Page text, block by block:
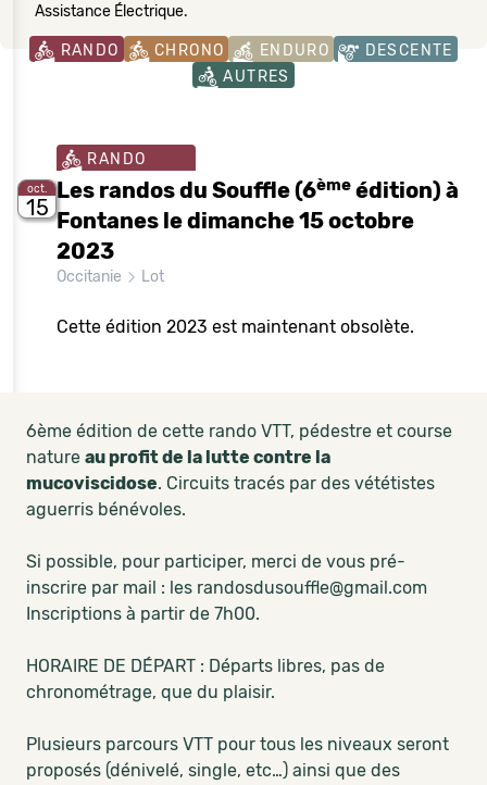
Assistance Électrique.
RANDO CHRONO ENDURO
DESCENTE
AUTRES
oct.
15
RANDO
Les randos du Souffle (6ème édition) à
Fontanes le dimanche 15 octobre
2023
Occitanie Lot
Cette édition 2023 est maintenant obsolète.
6ème édition de cette rando VTT, pédestre et course
nature au profit de la lutte contre la
mucoviscidose. Circuits tracés par des vététistes
aguerris bénévoles.
Si possible, pour participer, merci de vous pré-
inscrire par mail : les randosdusouffle@gmail.com
Inscriptions à partir de 7h00.
HORAIRE DE DÉPART : Départs libres, pas de
chronométrage, que du plaisir.
Plusieurs parcours VTT pour tous les niveaux seront
proposés (dénivelé, single, etc…) ainsi que des